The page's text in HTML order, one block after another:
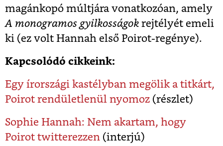
magánkopó múltjára vonatkozóan, amely
A monogramos gyilkosságok rejtélyét emeli
ki (ez volt Hannah első Poirot-regénye).
Kapcsolódó cikkeink:
Egy írországi kastélyban megölik a titkárt,
Poirot rendületlenül nyomoz (részlet)
Sophie Hannah: Nem akartam, hogy
Poirot twitterezzen (interjú)